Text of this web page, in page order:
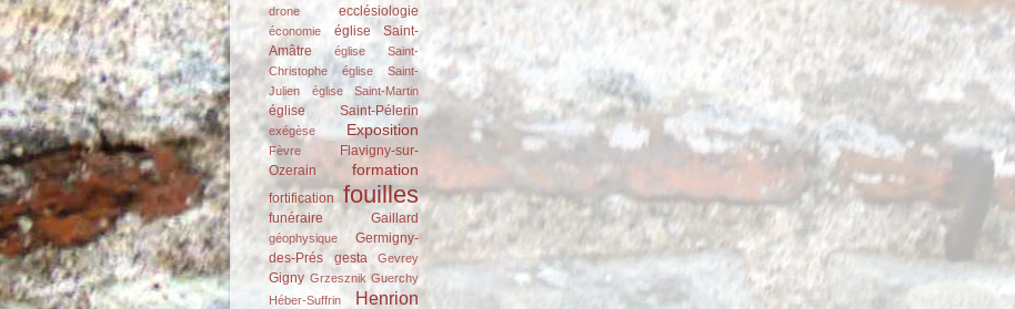
drone
ecclésiologie
économie
église Saint-
Amâtre
église Saint-
Christophe
église Saint-
Julien
église Saint-Martin
église Saint-Pélerin
exégèse Exposition
Fèvre
Flavigny-sur-
Ozerain
formation
fortification fouilles
funéraire Gaillard
géophysique
Germigny-
des-Prés
gesta Gevrey
Gigny Grzesznik Guerchy
Héber-Suffrin
Henrion